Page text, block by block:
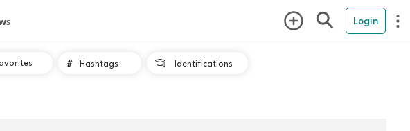
Login
# Hashtags  Identifications